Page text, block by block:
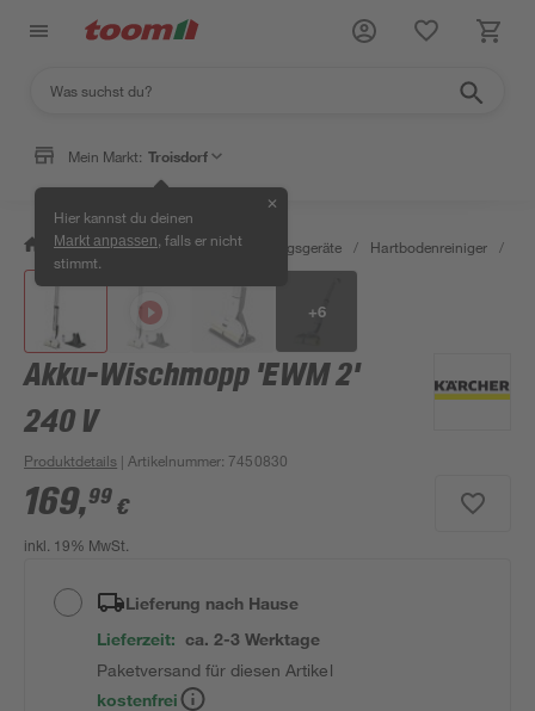
Mein Markt: Troisdorf
Hier kannst du deinen
Markt anpassen , falls er nicht
stimmt.
✕
/ Wohnen & Haushalt / Reinigungsgeräte / Hartbodenreiniger /
+6
Akku-Wischmopp 'EWM 2'
240 V
Produktdetails | Artikelnummer: 7450830
169,99 €
inkl. 19% MwSt.
Lieferung nach Hause
Lieferzeit: ca. 2-3 Werktage
Paketversand für diesen Artikel
kostenfrei